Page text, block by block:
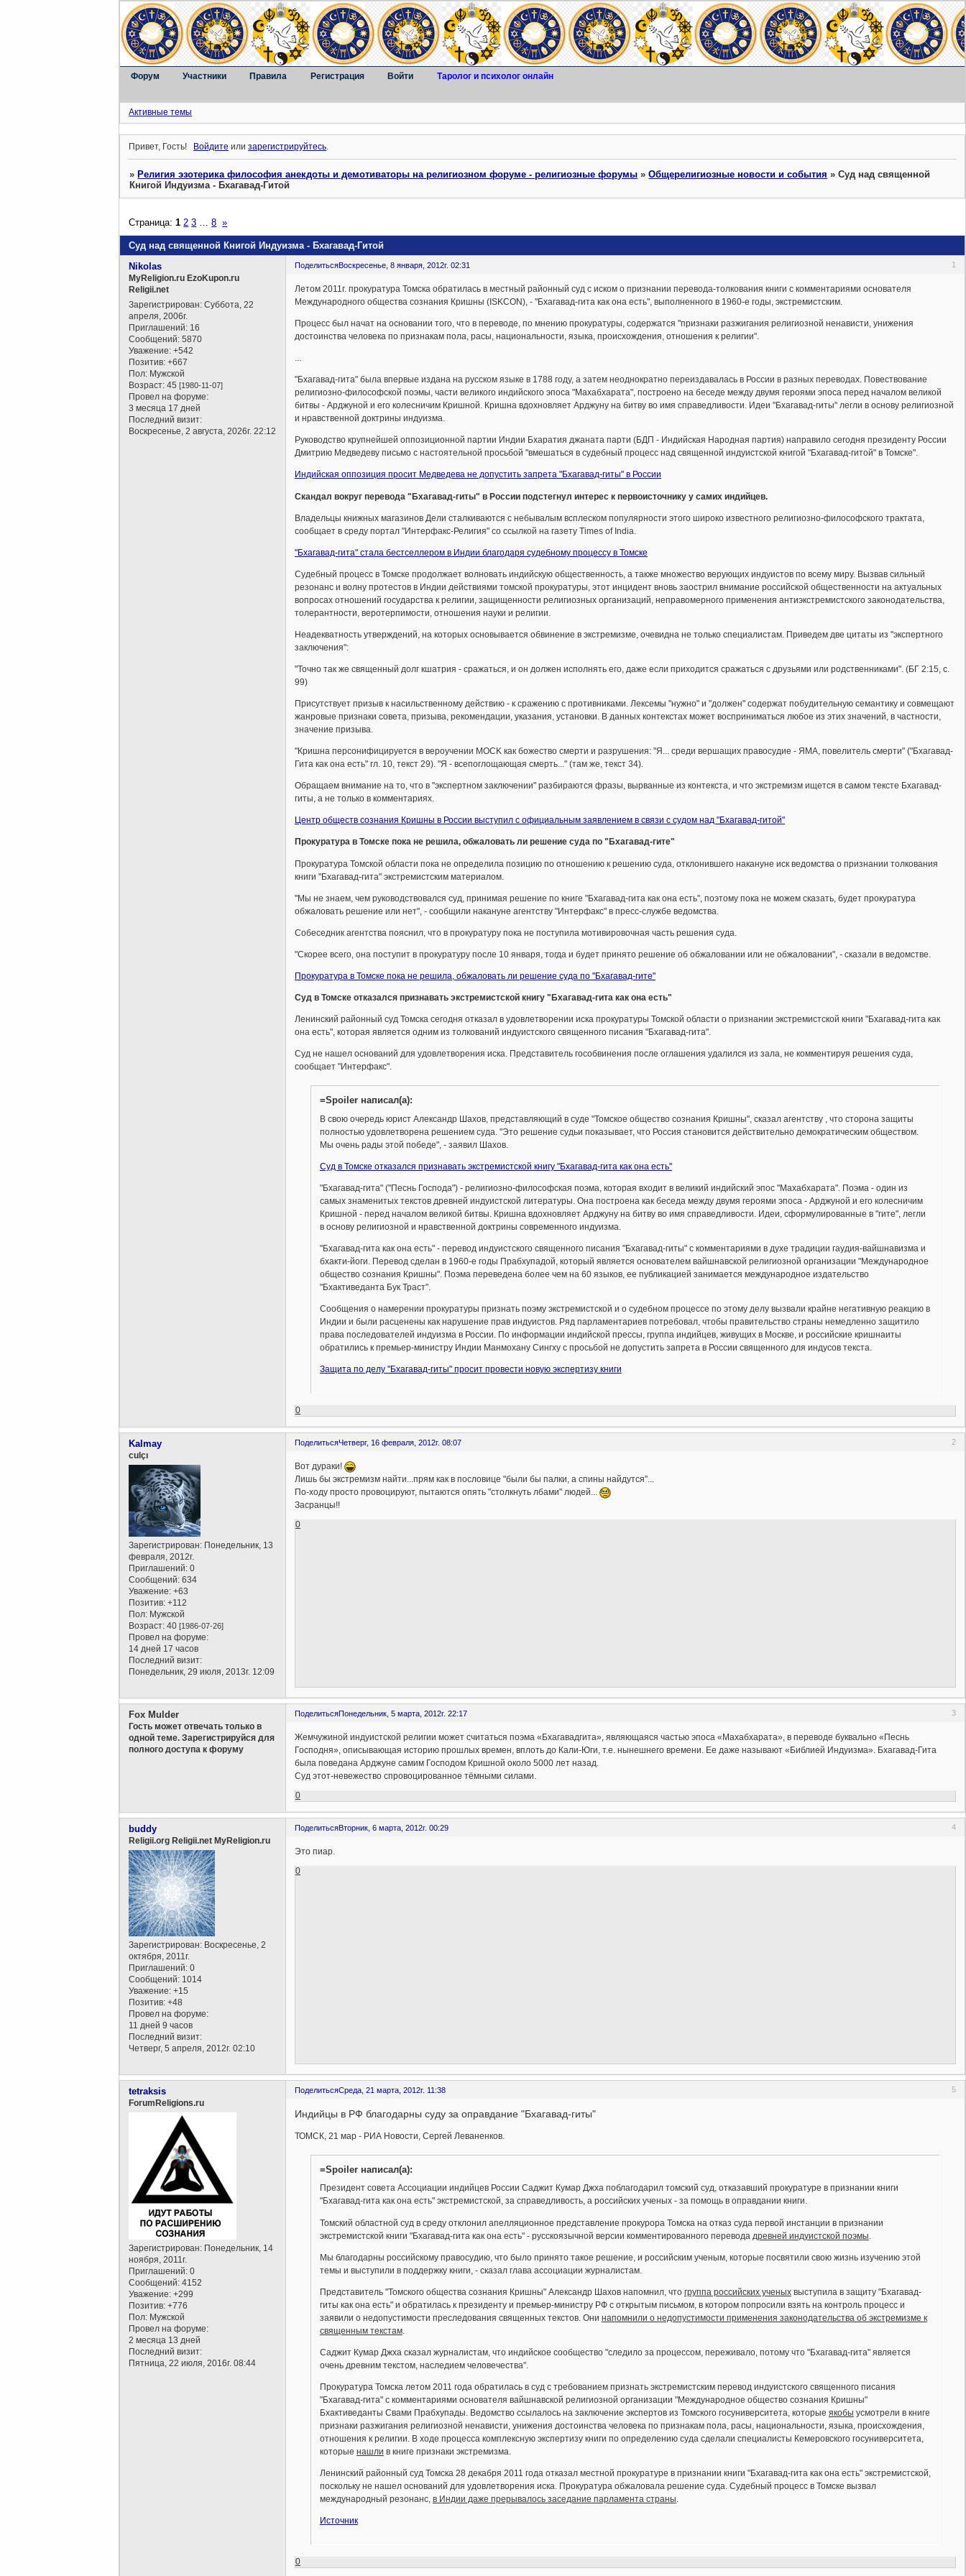
Форум Участники Правила Регистрация Войти Таролог и психолог онлайн
Активные темы
Привет, Гость! Войдите илизарегистрируйтесь.
»Религия эзотерика философия анекдоты и демотиваторы на религиозном форуме - религиозные форумы »Общерелигиозные новости и события »Суд над священной
Книгой Индуизма - Бхагавад-Гитой
Суд над священной Книгой Индуизма - Бхагавад-Гитой
Страница:1 2 3 8 »
Поделиться 1
Воскресенье, 8 января, 2012г. 02:31
Nikolas
MyReligion.ru EzoKupon.ru
Religii.net
Зарегистрирован: Суббота, 22
апреля, 2006г.
Приглашений: 16
Сообщений: 5870
Уважение: +542
Позитив: +667
Пол: Мужской
Возраст: 45[1980-11-07]
Провел на форуме:
3 месяца 17 дней
Последний визит:
Воскресенье, 2 августа, 2026г. 22:12
Летом 2011г. прокуратура Томска обратилась в местный районный суд с иском о признании перевода-толкования книги с комментариями основателя
Международного общества сознания Кришны (ISKCON), - "Бхагавад-гита как она есть", выполненного в 1960-е годы, экстремистским.
Процесс был начат на основании того, что в переводе, по мнению прокуратуры, содержатся "признаки разжигания религиозной ненависти, унижения
достоинства человека по признакам пола, расы, национальности, языка, происхождения, отношения к религии".
...
"Бхагавад-гита" была впервые издана на русском языке в 1788 году, а затем неоднократно переиздавалась в России в разных переводах. Повествование
религиозно-философской поэмы, части великого индийского эпоса "Махабхарата", построено на беседе между двумя героями эпоса перед началом великой
битвы - Арджуной и его колесничим Кришной. Кришна вдохновляет Арджуну на битву во имя справедливости. Идеи "Бхагавад-гиты" легли в основу религиозной
и нравственной доктрины индуизма.
Руководство крупнейшей оппозиционной партии Индии Бхаратия джаната парти (БДП - Индийская Народная партия) направило сегодня президенту России
Дмитрию Медведеву письмо с настоятельной просьбой "вмешаться в судебный процесс над священной индуистской книгой "Бхагавад-гитой" в Томске".
Индийская оппозиция просит Медведева не допустить запрета "Бхагавад-гиты" в России
Скандал вокруг перевода "Бхагавад-гиты" в России подстегнул интерес к первоисточнику у самих индийцев.
Владельцы книжных магазинов Дели сталкиваются с небывалым всплеском популярности этого широко известного религиозно-философского трактата,
сообщает в среду портал "Интерфакс-Религия" со ссылкой на газету Times of India.
"Бхагавад-гита" стала бестселлером в Индии благодаря судебному процессу в Томске
Судебный процесс в Томске продолжает волновать индийскую общественность, а также множество верующих индуистов по всему миру. Вызвав сильный
резонанс и волну протестов в Индии действиями томской прокуратуры, этот инцидент вновь заострил внимание российской общественности на актуальных
вопросах отношений государства к религии, защищенности религиозных организаций, неправомерного применения антиэкстремистского законодательства,
толерантности, веротерпимости, отношения науки и религии.
Неадекватность утверждений, на которых основывается обвинение в экстремизме, очевидна не только специалистам. Приведем две цитаты из "экспертного
заключения":
"Точно так же священный долг кшатрия - сражаться, и он должен исполнять его, даже если приходится сражаться с друзьями или родственниками". (БГ 2:15, с.
99)
Присутствует призыв к насильственному действию - к сражению с противниками. Лексемы "нужно" и "должен" содержат побудительную семантику и совмещают
жанровые признаки совета, призыва, рекомендации, указания, установки. В данных контекстах может восприниматься любое из этих значений, в частности,
значение призыва.
"Кришна персонифицируется в вероучении MOCK как божество смерти и разрушения: "Я... среди вершащих правосудие - ЯМА, повелитель смерти" ("Бхагавад-
Гита как она есть" гл. 10, текст 29). "Я - всепоглощающая смерть..." (там же, текст 34).
Обращаем внимание на то, что в "экспертном заключении" разбираются фразы, вырванные из контекста, и что экстремизм ищется в самом тексте Бхагавад-
гиты, а не только в комментариях.
Центр обществ сознания Кришны в России выступил с официальным заявлением в связи с судом над "Бхагавад-гитой"
Прокуратура в Томске пока не решила, обжаловать ли решение суда по "Бхагавад-гите"
Прокуратура Томской области пока не определила позицию по отношению к решению суда, отклонившего накануне иск ведомства о признании толкования
книги "Бхагавад-гита" экстремистским материалом.
"Мы не знаем, чем руководствовался суд, принимая решение по книге "Бхагавад-гита как она есть", поэтому пока не можем сказать, будет прокуратура
обжаловать решение или нет", - сообщили накануне агентству "Интерфакс" в пресс-службе ведомства.
Собеседник агентства пояснил, что в прокуратуру пока не поступила мотивировочная часть решения суда.
"Скорее всего, она поступит в прокуратуру после 10 января, тогда и будет принято решение об обжаловании или не обжаловании", - сказали в ведомстве.
Прокуратура в Томске пока не решила, обжаловать ли решение суда по "Бхагавад-гите"
Суд в Томске отказался признавать экстремистской книгу "Бхагавад-гита как она есть"
Ленинский районный суд Томска сегодня отказал в удовлетворении иска прокуратуры Томской области о признании экстремистской книги "Бхагавад-гита как
она есть", которая является одним из толкований индуистского священного писания "Бхагавад-гита".
Суд не нашел оснований для удовлетворения иска. Представитель гособвинения после оглашения удалился из зала, не комментируя решения суда,
сообщает "Интерфакс".
=Spoiler написал(а):
В свою очередь юрист Александр Шахов, представляющий в суде "Томское общество сознания Кришны", сказал агентству , что сторона защиты
полностью удовлетворена решением суда. "Это решение судьи показывает, что Россия становится действительно демократическим обществом.
Мы очень рады этой победе", - заявил Шахов.
Суд в Томске отказался признавать экстремистской книгу "Бхагавад-гита как она есть"
"Бхагавад-гита" ("Песнь Господа") - религиозно-философская поэма, которая входит в великий индийский эпос "Махабхарата". Поэма - один из
самых знаменитых текстов древней индуистской литературы. Она построена как беседа между двумя героями эпоса - Арджуной и его колесничим
Кришной - перед началом великой битвы. Кришна вдохновляет Арджуну на битву во имя справедливости. Идеи, сформулированные в "гите", легли
в основу религиозной и нравственной доктрины современного индуизма.
"Бхагавад-гита как она есть" - перевод индуистского священного писания "Бхагавад-гиты" с комментариями в духе традиции гаудия-вайшнавизма и
бхакти-йоги. Перевод сделан в 1960-е годы Прабхупадой, который является основателем вайшнавской религиозной организации "Международное
общество сознания Кришны". Поэма переведена более чем на 60 языков, ее публикацией занимается международное издательство
"Бхактиведанта Бук Траст".
Сообщения о намерении прокуратуры признать поэму экстремистской и о судебном процессе по этому делу вызвали крайне негативную реакцию в
Индии и были расценены как нарушение прав индуистов. Ряд парламентариев потребовал, чтобы правительство страны немедленно защитило
права последователей индуизма в России. По информации индийской прессы, группа индийцев, живущих в Москве, и российские кришнаиты
обратились к премьер-министру Индии Манмохану Сингху с просьбой не допустить запрета в России священного для индусов текста.
Защита по делу "Бхагавад-гиты" просит провести новую экспертизу книги
0
Поделиться 2
Четверг, 16 февраля, 2012г. 08:07
Kalmay
culçı
Зарегистрирован: Понедельник, 13
февраля, 2012г.
Приглашений: 0
Сообщений: 634
Уважение: +63
Позитив: +112
Пол: Мужской
Возраст: 40[1986-07-26]
Провел на форуме:
14 дней 17 часов
Последний визит:
Понедельник, 29 июля, 2013г. 12:09
Вот дураки!
Лишь бы экстремизм найти...прям как в пословице "были бы палки, а спины найдутся"...
По-ходу просто провоцируют, пытаются опять "столкнуть лбами" людей...
Засранцы!!
0
Поделиться 3
Понедельник, 5 марта, 2012г. 22:17
Fox Mulder
Гость может отвечать только в
одной теме. Зарегистрируйся для
полного доступа к форуму
Жемчужиной индуистской религии может считаться поэма «Бхагавадгита», являющаяся частью эпоса «Махабхарата», в переводе буквально «Песнь
Господня», описывающая историю прошлых времен, вплоть до Кали-Юги, т.е. нынешнего времени. Ее даже называют «Библией Индуизма». Бхагавад-Гита
была поведана Арджуне самим Господом Кришной около 5000 лет назад.
Суд этот-невежество спровоцированное тёмными силами.
0
Поделиться 4
Вторник, 6 марта, 2012г. 00:29
buddy
Religii.org Religii.net MyReligion.ru
Зарегистрирован: Воскресенье, 2
октября, 2011г.
Приглашений: 0
Сообщений: 1014
Уважение: +15
Позитив: +48
Провел на форуме:
11 дней 9 часов
Последний визит:
Четверг, 5 апреля, 2012г. 02:10
Это пиар.
0
Поделиться 5
Среда, 21 марта, 2012г. 11:38
tetraksis
ForumReligions.ru
Зарегистрирован: Понедельник, 14
ноября, 2011г.
Приглашений: 0
Сообщений: 4152
Уважение: +299
Позитив: +776
Пол: Мужской
Провел на форуме:
2 месяца 13 дней
Последний визит:
Пятница, 22 июля, 2016г. 08:44
Индийцы в РФ благодарны суду за оправдание "Бхагавад-гиты"
ТОМСК, 21 мар - РИА Новости, Сергей Леваненков.
=Spoiler написал(а):
Президент совета Ассоциации индийцев России Саджит Кумар Джха поблагодарил томский суд, отказавший прокуратуре в признании книги
"Бхагавад-гита как она есть" экстремистской, за справедливость, а российских ученых - за помощь в оправдании книги.
Томский областной суд в среду отклонил апелляционное представление прокурора Томска на отказ суда первой инстанции в признании
экстремистской книги "Бхагавад-гита как она есть" - русскоязычной версии комментированного перевода древней индуистской поэмы
Мы благодарны российскому правосудию, что было принято такое решение, и российским ученым, которые посвятили свою жизнь изучению этой
темы и выступили в поддержку книги, - сказал глава ассоциации журналистам.
Представитель "Томского общества сознания Кришны" Александр Шахов напомнил, что группа российских ученыхвыступила в защиту "Бхагавад-
гиты как она есть" и обратилась к президенту и премьер-министру РФ с открытым письмом, в котором попросили взять на контроль процесс и
заявили о недопустимости преследования священных текстов. Они напомнили о недопустимости применения законодательства об экстремизме к
священным текстам.
Саджит Кумар Джха сказал журналистам, что индийское сообщество "следило за процессом, переживало, потому что "Бхагавад-гита" является
очень древним текстом, наследием человечества".
Прокуратура Томска летом 2011 года обратилась в суд с требованием признать экстремистским перевод индуистского священного писания
"Бхагавад-гита" с комментариями основателя вайшнавской религиозной организации "Международное общество сознания Кришны"
Бхактиведанты Свами Прабхупады. Ведомство ссылалось на заключение экспертов из Томского госуниверситета, которые якобы усмотрели в книге
признаки разжигания религиозной ненависти, унижения достоинства человека по признакам пола, расы, национальности, языка, происхождения,
отношения к религии. В ходе процесса комплексную экспертизу книги по определению суда сделали специалисты Кемеровского госуниверситета,
которые нашли в книге признаки экстремизма.
Ленинский районный суд Томска 28 декабря 2011 года отказал местной прокуратуре в признании книги "Бхагавад-гита как она есть" экстремистской,
поскольку не нашел оснований для удовлетворения иска. Прокуратура обжаловала решение суда. Судебный процесс в Томске вызвал
международный резонанс, в Индии даже прерывалось заседание парламента страны.
Источник
0